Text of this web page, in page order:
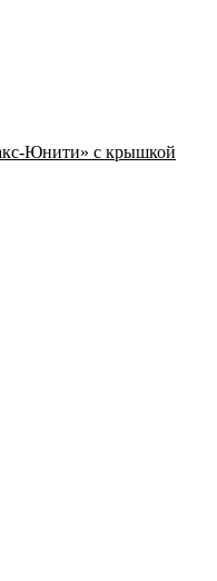
Юнити» с крышкой